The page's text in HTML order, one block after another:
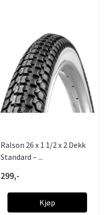
Ralson 26 x 1 1/2 x 2 Dekk
Standard – ...
299,-
Kjøp